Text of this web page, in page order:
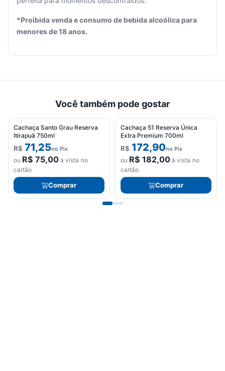
Adicione
produtos
para
*Proibida venda e consumo de bebida alcoólica para
menores de 18 anos.
Você também pode gostar
Cachaça Santo Grau Reserva
Itirapuã 750ml
R$ 71,25no Pix
ou R$ 75,00à vista no
cartão
Comprar
Cachaça 51 Reserva Única
Extra Premium 700ml
R$ 172,90no Pix
ou R$ 182,00à vista no
cartão
Comprar